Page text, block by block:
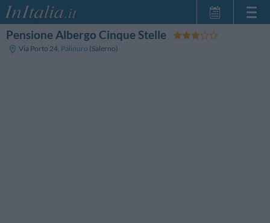
Home Page
Pensione Albergo Cinque Stelle
Via Porto 24, Palinuro (Salerno)